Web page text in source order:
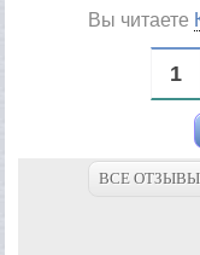
Вы читаете
1
ВСЕ ОТЗЫВЫ